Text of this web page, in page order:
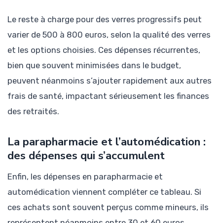
Le reste à charge pour des verres progressifs peut
varier de 500 à 800 euros, selon la qualité des verres
et les options choisies. Ces dépenses récurrentes,
bien que souvent minimisées dans le budget,
peuvent néanmoins s’ajouter rapidement aux autres
frais de santé, impactant sérieusement les finances
des retraités.
La parapharmacie et l’automédication :
des dépenses qui s’accumulent
Enfin, les dépenses en parapharmacie et
automédication viennent compléter ce tableau. Si
ces achats sont souvent perçus comme mineurs, ils